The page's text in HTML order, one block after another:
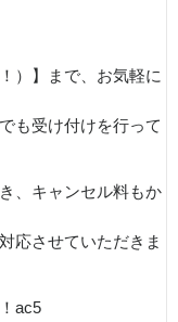
）】まで、お気軽に
も受け付けを行って
、キャンセル料もか
応させていただきま
ac5